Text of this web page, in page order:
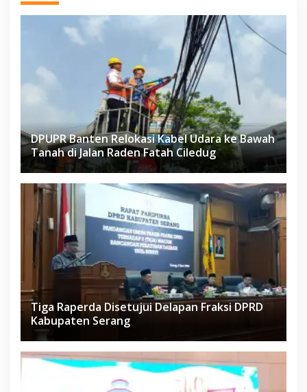
DPUPR Banten Relokasi Kabel Udara ke Bawah
Tanah di Jalan Raden Fatah Ciledug
Tiga Raperda Disetujui Delapan Fraksi DPRD
Kabupaten Serang